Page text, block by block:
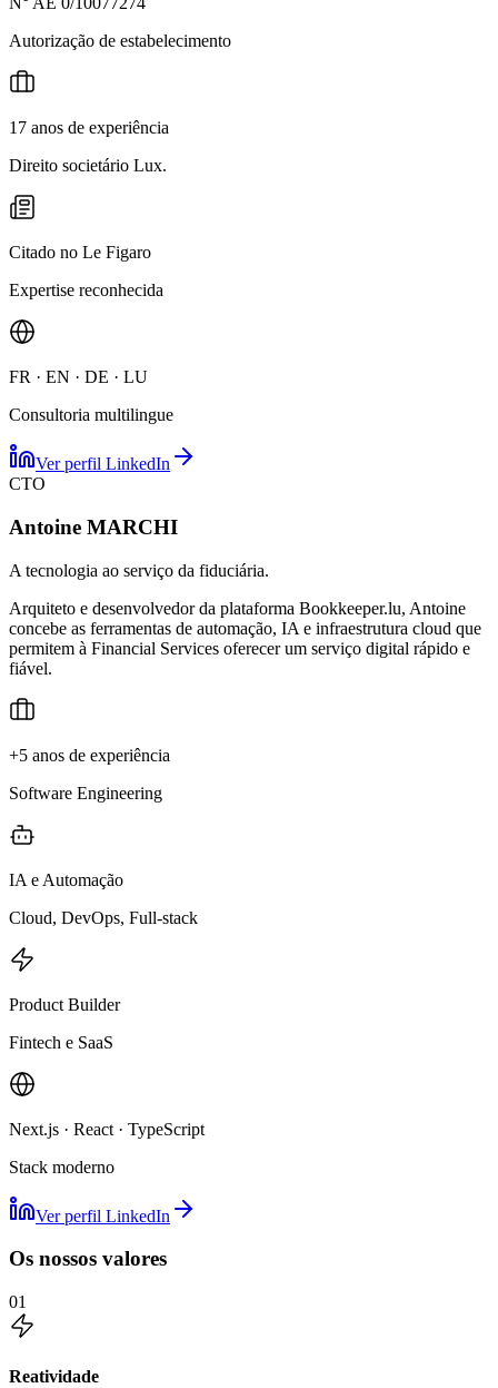
Autorização de estabelecimento
17 anos de experiência
Direito societário Lux.
Citado no Le Figaro
Expertise reconhecida
FR · EN · DE · LU
Consultoria multilingue
Ver perfil LinkedIn
CTO
Antoine MARCHI
A tecnologia ao serviço da fiduciária.
Arquiteto e desenvolvedor da plataforma Bookkeeper.lu, Antoine
concebe as ferramentas de automação, IA e infraestrutura cloud que
permitem à Financial Services oferecer um serviço digital rápido e
fiável.
+5 anos de experiência
Software Engineering
IA e Automação
Cloud, DevOps, Full-stack
Product Builder
Fintech e SaaS
Next.js · React · TypeScript
Stack moderno
Ver perfil LinkedIn
Os nossos valores
01
Reatividade